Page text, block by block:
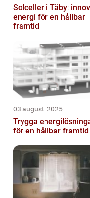
Solceller i Täby:
energi för en hållbar
framtid
03 augusti 2025
Trygga
för en hållbar framtid